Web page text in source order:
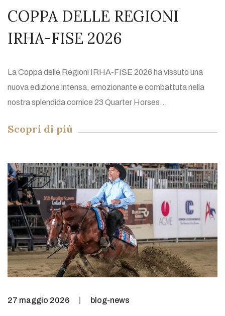
COPPA DELLE REGIONI
IRHA-FISE 2026
La Coppa delle Regioni IRHA-FISE 2026 ha vissuto una
nuova edizione intensa, emozionante e combattuta nella
nostra splendida cornice 23 Quarter Horses...
Scopri di più
27 maggio 2026 blog-news